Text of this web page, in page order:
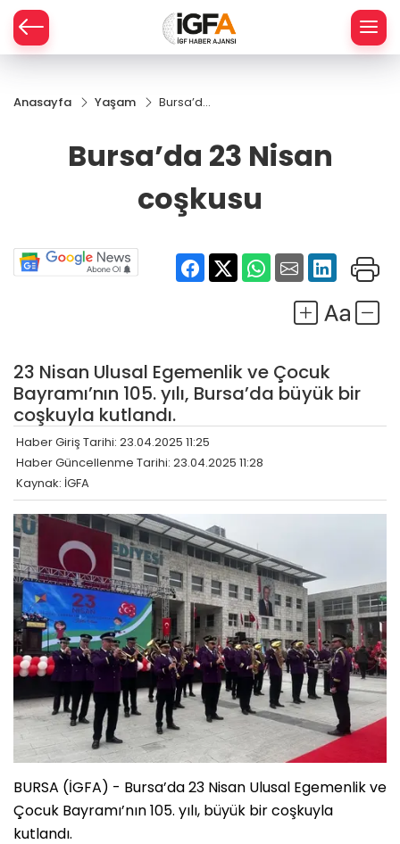
Anasayfa Yaşam
Bursa’da
Bursa’da 23 Nisan
coşkusu
23 Nisan Ulusal Egemenlik ve Çocuk
Bayramı’nın 105. yılı, Bursa’da büyük bir
coşkuyla kutlandı.
Haber Giriş Tarihi: 23.04.2025 11:25
Haber Güncellenme Tarihi: 23.04.2025 11:28
Kaynak: İGFA
BURSA (İGFA) - Bursa’da 23 Nisan Ulusal Egemenlik ve
Çocuk Bayramı’nın 105. yılı, büyük bir coşkuyla
kutlandı.